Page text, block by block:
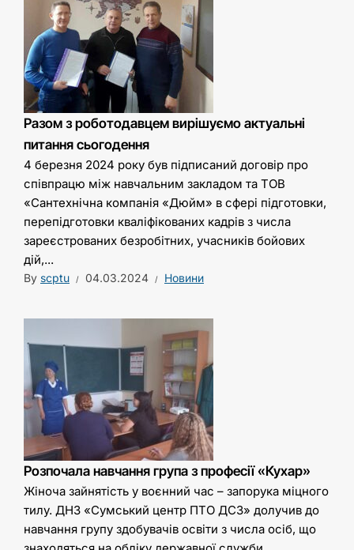
Разом з роботодавцем вирішуємо актуальні
питання сьогодення
4 березня 2024 року був підписаний договір про
співпрацю між навчальним закладом та ТОВ
«Сантехнічна компанія «Дюйм» в сфері підготовки,
перепідготовки кваліфікованих кадрів з числа
зареєстрованих безробітних, учасників бойових
дій,...
By scptu 04.03.2024 Новини
Розпочала навчання група з професії «Кухар»
Жіноча зайнятість у воєнний час – запорука міцного
тилу. ДНЗ «Сумський центр ПТО ДСЗ» долучив до
навчання групу здобувачів освіти з числа осіб, що